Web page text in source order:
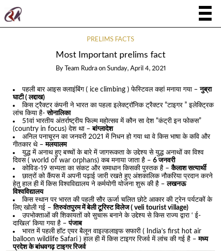
PRELIMS FACTS
Most Important prelims fact
By Team Rudra on Sunday, April 4, 2021
पहली बार आइस क्लाइंबिंग ( ice climbing ) फेस्टिवल कहां मनाया गया –नुब्रा
घाटी ( लद्दाख)
किस ट्रैक्टर कंपनी ने भारत का पहला इलेक्ट्रॉनिक ट्रैक्टर “टाइगर ” इलेक्ट्रिक
लांच किया है-सोनालिका
51वां भारतीय अंतर्राष्ट्रीय फिल्म महोत्सव में कौन सा देश “कंट्री इन फोकस”
(country in focus) देश था –बांग्लादेश
अनिल पनाचूरन का जनवरी 2021 में निधन हो गया था वे किस भाषा के कवि और
गीतकार थे –मलयालम
युद्ध में अनाथ हुए बच्चों के बारे में जागरूकता के उद्देश्य से युद्ध अनाथों का विश्व
दिवस ( world of war orphans) कब मनाया जाता है –6 जनवरी
कोविड-19 सभ्यता का संकट और समाधान किसकी पुस्तक है –कैलाश सत्यार्थी
छात्रों को कैंपस में अपनी पढ़ाई जारी रखते हुए अंशकालिक नौकरिया प्रदान करने
हेतु हाल ही में किस विश्वविद्यालय ने कर्मयोगी योजना शुरू की है –लखनऊ
विश्वविद्यालय
किस स्थान पर भारत की पहली सौर ऊर्जा चलित छोटे आकार की ट्रेन पर्यटकों के
लिए खोली गई –तिरुवंतपुरम में बेली टूरिस्ट विलेज ( veli tourist village)
उपभोक्ताओं की शिकायतों को सुचारू बनाने के उद्देश्य से किस राज्य द्वारा ‘ ई-
दाखिल’ किया गया है –पंजाब
भारत में पहली हॉट एयर बैलून वाइल्डलाइफ सफारी ( India’s first hot air
balloon wildlife Safari ) हाल ही में किस टाइगर रिजर्व में लांच की गई है –मध्य
प्रदेश के बांधवगढ़ टाइगर रिजर्व